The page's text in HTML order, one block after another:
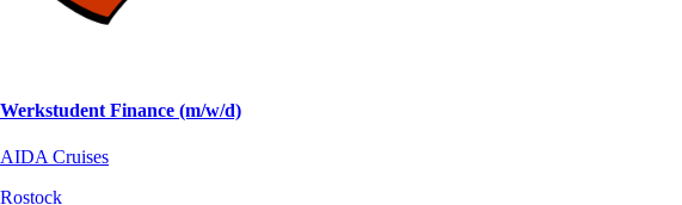
Werkstudent Finance (m/w/d)
AIDA Cruises
Rostock